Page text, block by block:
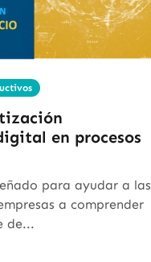
en procesos
para ayudar a las
a comprender
de...